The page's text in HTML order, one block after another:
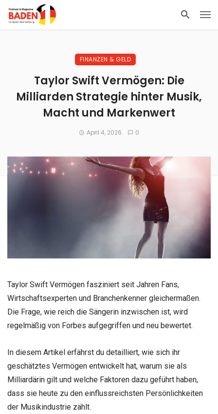
FINANZEN & GELD
Taylor Swift Vermögen: Die
Milliarden Strategie hinter Musik,
Macht und Markenwert
April 4, 2026 0
Taylor Swift Vermögen fasziniert seit Jahren Fans,
Wirtschaftsexperten und Branchenkenner gleichermaßen.
Die Frage, wie reich die Sängerin inzwischen ist, wird
regelmäßig von Forbes aufgegriffen und neu bewertet.
In diesem Artikel erfährst du detailliert, wie sich ihr
geschätztes Vermögen entwickelt hat, warum sie als
Milliardärin gilt und welche Faktoren dazu geführt haben,
dass sie heute zu den einflussreichsten Persönlichkeiten
der Musikindustrie zählt.